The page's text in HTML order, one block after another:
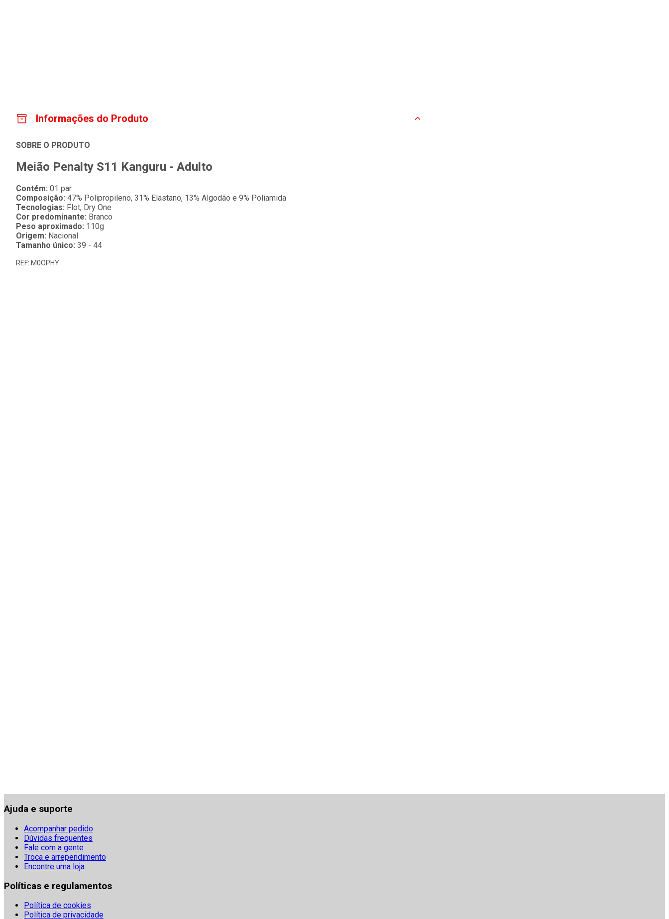
Informações do Produto
SOBRE O PRODUTO
Meião Penalty S11 Kanguru - Adulto
Contém: 01 par
Composição: 47% Polipropileno, 31% Elastano, 13% Algodão e 9% Poliamida
Tecnologias: Flot, Dry One
Cor predominante: Branco
Peso aproximado: 110g
Origem: Nacional
Tamanho único: 39 - 44
REF: M0OPHY
Ajuda e suporte
Acompanhar pedido
Dúvidas frequentes
Fale com a gente
Troca e arrependimento
Encontre uma loja
Políticas e regulamentos
Política de cookies
Política de privacidade